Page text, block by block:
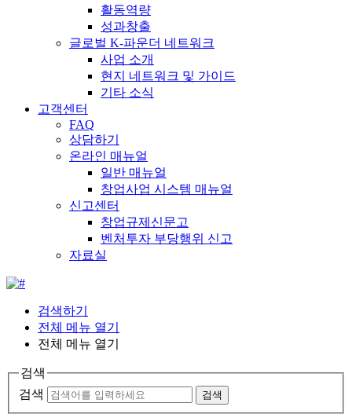
활동역량
성과창출
글로벌 K-파운더 네트워크
사업 소개
현지 네트워크 및 가이드
기타 소식
고객센터
FAQ
상담하기
온라인 매뉴얼
일반 매뉴얼
창업사업 시스템 매뉴얼
신고센터
창업규제신문고
벤처투자 부당행위 신고
자료실
검색하기
전체 메뉴 열기
전체 메뉴 열기
검색
검색
검색